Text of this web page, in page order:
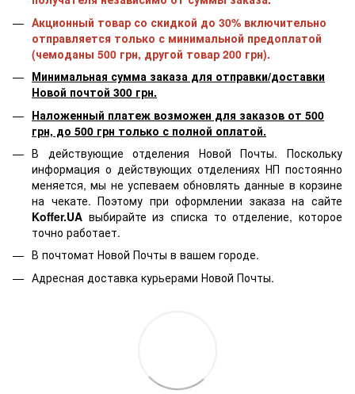
Акционный товар со скидкой до 30% включительно
отправляется только с минимальной предоплатой
(чемоданы 500 грн, другой товар 200 грн).
Минимальная сумма заказа для отправки/доставки
Новой почтой 300 грн.
Наложенный платеж возможен для заказов от 500
грн, до 500 грн только с полной оплатой.
В действующие отделения Новой Почты. Поскольку
информация о действующих отделениях НП постоянно
меняется, мы не успеваем обновлять данные в корзине
на чекате. Поэтому при оформлении заказа на сайте
Koffer.UA выбирайте из списка то отделение, которое
точно работает.
В почтомат Новой Почты в вашем городе.
Адресная доставка курьерами Новой Почты.